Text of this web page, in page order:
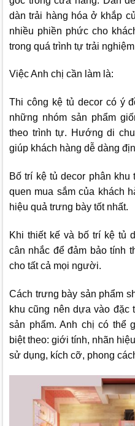
dàn trải hàng hóa ở khắp
nhiều phiền phức cho
trong quá trình tự trải
Việc Anh chị cần làm là:
Thi công kệ tủ decor có ý
những nhóm sản phẩm
theo trình tự. Hướng di
giúp khách hàng dễ dàng
Bố trí kệ tủ decor phân
quen mua sắm của khách
hiệu quả trưng bày tốt nhất.
Khi thiết kế và bố trí kệ tủ
cân nhắc để đảm bảo tính
cho tất cả mọi người.
Cách trưng bày sản phẩm
khu cũng nên dựa vào
sản phẩm. Anh chị có thể
biệt theo: giới tính, nhãn
sử dụng, kích cỡ, phong